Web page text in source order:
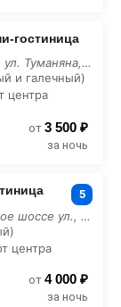
гостиница
г. Пицунда, с. Алахадзы, ул. Туманяна, 53
и галечный)
центра
от 3 500 ₽
за ночь
5
г. Новый Афон, Сухумское шоссе ул., 47
центра
от 4 000 ₽
за ночь